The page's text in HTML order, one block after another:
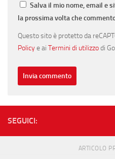
Salva il mio nome, email e
la prossima volta che
Questo sito è protetto da
Policye ai Termini di utilizzodi
SEGUICI:
ARTICOLO